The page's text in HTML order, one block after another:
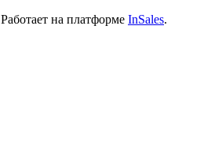
Работает на платформе InSales.